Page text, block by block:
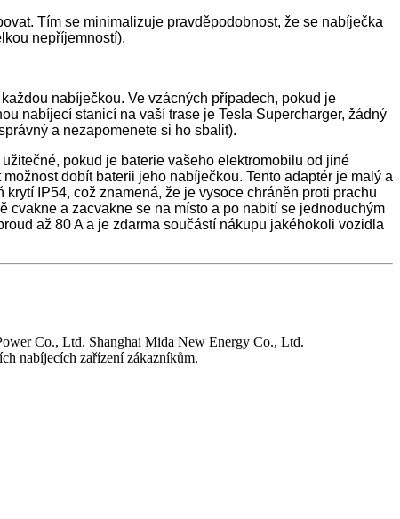
Tím se minimalizuje pravděpodobnost, že se nabíječka
nepříjemností).
nabíječkou. Ve vzácných případech, pokud je
nabíjecí stanicí na vaší trase je Tesla Supercharger, žádný
a nezapomenete si ho sbalit).
pokud je baterie vašeho elektromobilu od jiné
dobít baterii jeho nabíječkou. Tento adaptér je malý a
IP54, což znamená, že je vysoce chráněn proti prachu
a zacvakne se na místo a po nabití se jednoduchým
až 80 A a je zdarma součástí nákupu jakéhokoli vozidla
Co., Ltd. Shanghai Mida New Energy Co., Ltd.
nabíjecích zařízení zákazníkům.